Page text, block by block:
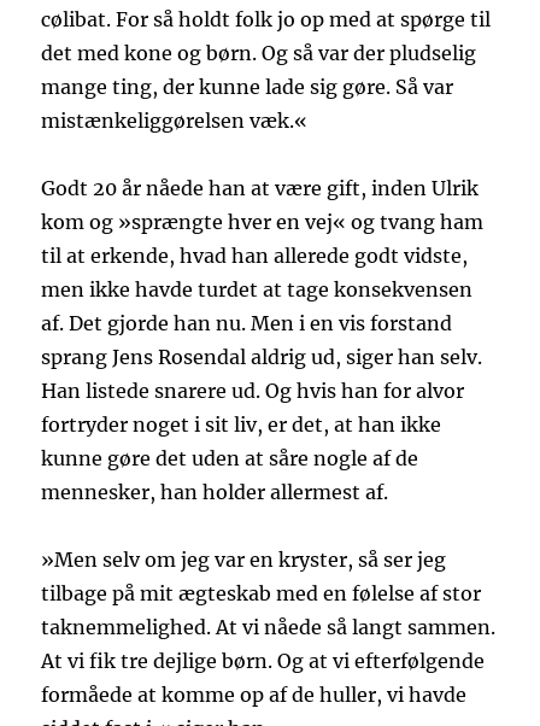
cølibat. For så holdt folk jo op med at spørge til
det med kone og børn. Og så var der pludselig
mange ting, der kunne lade sig gøre. Så var
mistænkeliggørelsen væk.«
Godt 20 år nåede han at være gift, inden Ulrik
kom og »sprængte hver en vej« og tvang ham
til at erkende, hvad han allerede godt vidste,
men ikke havde turdet at tage konsekvensen
af. Det gjorde han nu. Men i en vis forstand
sprang Jens Rosendal aldrig ud, siger han selv.
Han listede snarere ud. Og hvis han for alvor
fortryder noget i sit liv, er det, at han ikke
kunne gøre det uden at såre nogle af de
mennesker, han holder allermest af.
»Men selv om jeg var en kryster, så ser jeg
tilbage på mit ægteskab med en følelse af stor
taknemmelighed. At vi nåede så langt sammen.
At vi fik tre dejlige børn. Og at vi efterfølgende
formåede at komme op af de huller, vi havde